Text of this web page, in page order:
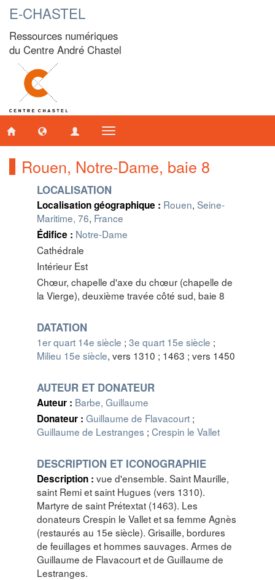
E-CHASTEL
Ressources numériques
du Centre André Chastel
Toggle
navigation
Rouen, Notre-Dame, baie 8
LOCALISATION
Localisation géographique : Rouen, Seine-
Maritime, 76, France
Édifice : Notre-Dame
Cathédrale
Intérieur Est
Chœur, chapelle d'axe du chœur (chapelle de
la Vierge), deuxième travée côté sud, baie 8
DATATION
1er quart 14e siècle ; 3e quart 15e siècle ;
Milieu 15e siècle, vers 1310 ; 1463 ; vers 1450
AUTEUR ET DONATEUR
Auteur : Barbe, Guillaume
Donateur : Guillaume de Flavacourt ;
Guillaume de Lestranges ; Crespin le Vallet
DESCRIPTION ET ICONOGRAPHIE
Description : vue d'ensemble. Saint Maurille,
saint Remi et saint Hugues (vers 1310).
Martyre de saint Prétextat (1463). Les
donateurs Crespin le Vallet et sa femme Agnès
(restaurés au 15e siècle). Grisaille, bordures
de feuillages et hommes sauvages. Armes de
Guillaume de Flavacourt et de Guillaume de
Lestranges.